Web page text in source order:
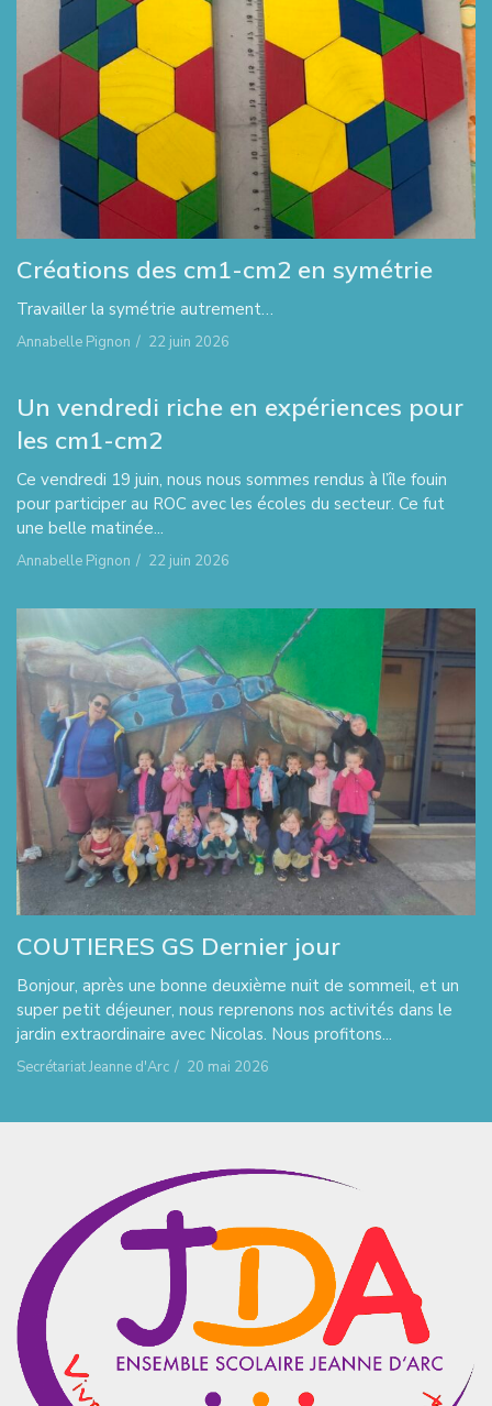
Créations des cm1-cm2 en symétrie
Travailler la symétrie autrement…
Annabelle Pignon / 22 juin 2026
Un vendredi riche en expériences pour
les cm1-cm2
Ce vendredi 19 juin, nous nous sommes rendus à l’île fouin
pour participer au ROC avec les écoles du secteur. Ce fut
une belle matinée...
Annabelle Pignon / 22 juin 2026
COUTIERES GS Dernier jour
Bonjour, après une bonne deuxième nuit de sommeil, et un
super petit déjeuner, nous reprenons nos activités dans le
jardin extraordinaire avec Nicolas. Nous profitons...
Secrétariat Jeanne d'Arc / 20 mai 2026